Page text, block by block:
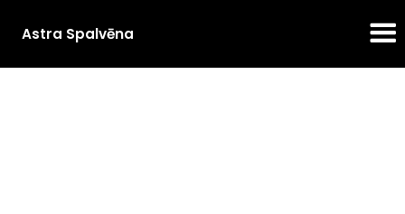
Astra Spalvēna